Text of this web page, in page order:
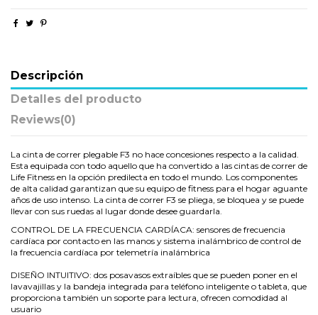
Descripción
Detalles del producto
Reviews(0)
La cinta de correr plegable F3 no hace concesiones respecto a la calidad.
Esta equipada con todo aquello que ha convertido a las cintas de correr de
Life Fitness en la opción predilecta en todo el mundo. Los componentes
de alta calidad garantizan que su equipo de fitness para el hogar aguante
años de uso intenso. La cinta de correr F3 se pliega, se bloquea y se puede
llevar con sus ruedas al lugar donde desee guardarla.
CONTROL DE LA FRECUENCIA CARDÍACA: sensores de frecuencia
cardíaca por contacto en las manos y sistema inalámbrico de control de
la frecuencia cardíaca por telemetría inalámbrica
DISEÑO INTUITIVO: dos posavasos extraíbles que se pueden poner en el
lavavajillas y la bandeja integrada para teléfono inteligente o tableta, que
proporciona también un soporte para lectura, ofrecen comodidad al
usuario